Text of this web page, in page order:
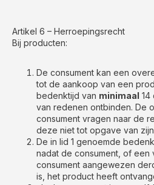
Artikel 6 – Herroepingsrecht
Bij producten:
De consument kan een
tot de aankoop van een
bedenktijd van minimaal 14
van redenen ontbinden. De
consument vragen naar de
deze niet tot opgave van
De in lid 1 genoemde
nadat de consument, of
consument aangewezen
is, het product heeft